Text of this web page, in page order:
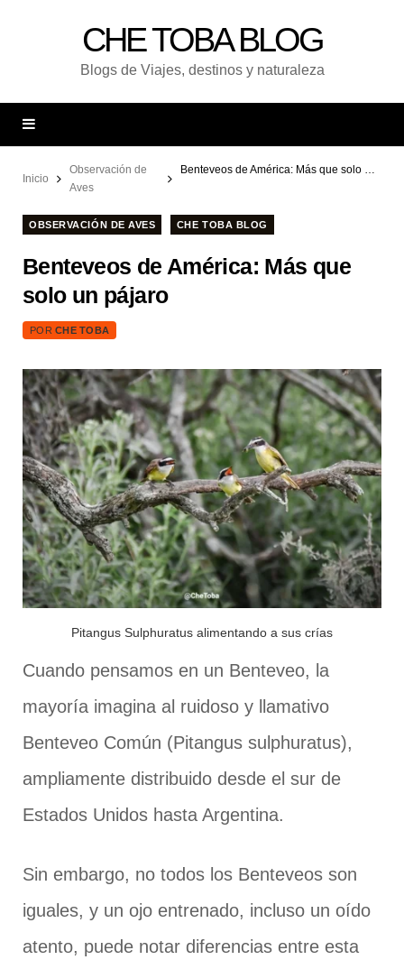
CHE TOBA BLOG
Blogs de Viajes, destinos y naturaleza
Inicio
Observación de
Aves
Benteveos de América: Más que solo un pájaro
OBSERVACIÓN DE AVES CHE TOBA BLOG
Benteveos de América: Más que
solo un pájaro
POR CHE TOBA
Pitangus Sulphuratus alimentando a sus crías
Cuando pensamos en un Benteveo, la
mayoría imagina al ruidoso y llamativo
Benteveo Común (Pitangus sulphuratus),
ampliamente distribuido desde el sur de
Estados Unidos hasta Argentina.
Sin embargo, no todos los Benteveos son
iguales, y un ojo entrenado, incluso un oído
atento, puede notar diferencias entre esta